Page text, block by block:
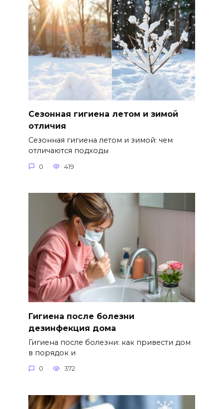
Сезонная гигиена летом и зимой
отличия
Сезонная гигиена летом и зимой: чем
отличаются подходы
0 419
Гигиена после болезни
дезинфекция дома
Гигиена после болезни: как привести дом
в порядок и
0 372